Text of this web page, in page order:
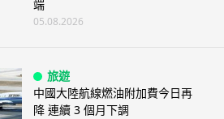
端
05.08.2026
旅遊
中國大陸航線燃油附加費今日再
降 連續 3 個月下調